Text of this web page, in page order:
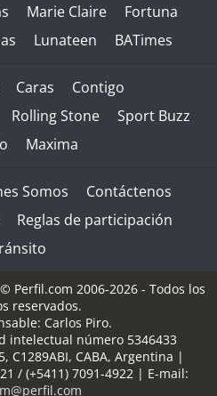
Marie Claire
Fortuna
Lunateen BATimes
Caras
Contigo
Rolling Stone
Sport Buzz
Maxima
Somos
Contáctenos
Reglas de participación
Perfil.com 2006-2026 - Todos los
reservados.
Carlos Piro.
intelectual número 5346433
, C1289ABI, CABA, Argentina |
/ (+5411) 7091-4922| E-mail: